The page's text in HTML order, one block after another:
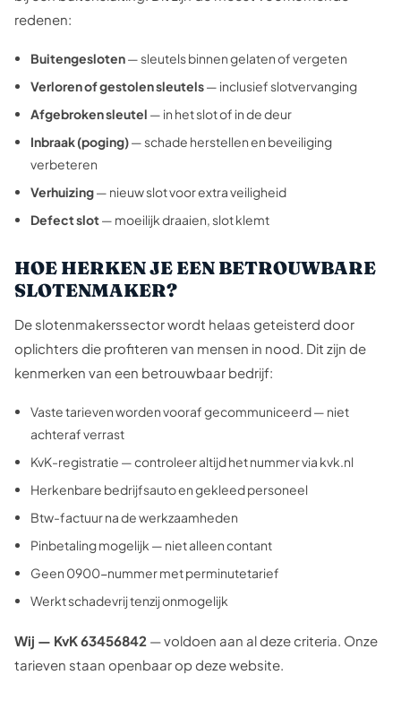
redenen:
Buitengesloten— sleutels binnen gelaten of vergeten
Verloren of gestolen sleutels— inclusief slotvervanging
Afgebroken sleutel — in het slot of in de deur
Inbraak (poging)— schade herstellen en beveiliging
verbeteren
Verhuizing— nieuw slot voor extra veiligheid
Defect slot— moeilijk draaien, slot klemt
HOE HERKEN JE EEN BETROUWBARE
SLOTENMAKER?
De slotenmakerssector wordt helaas geteisterd door
oplichters die profiteren van mensen in nood. Dit zijn de
kenmerken van een betrouwbaar bedrijf:
Vaste tarieven worden vooraf gecommuniceerd — niet
achteraf verrast
KvK-registratie — controleer altijd het nummer via kvk.nl
Herkenbare bedrijfsauto en gekleed personeel
Btw-factuur na de werkzaamheden
Pinbetaling mogelijk — niet alleen contant
Geen 0900-nummer met perminutetarief
Werkt schadevrij tenzij onmogelijk
Wij — KvK 63456842 — voldoen aan al deze criteria. Onze
tarieven staan openbaar op deze website.